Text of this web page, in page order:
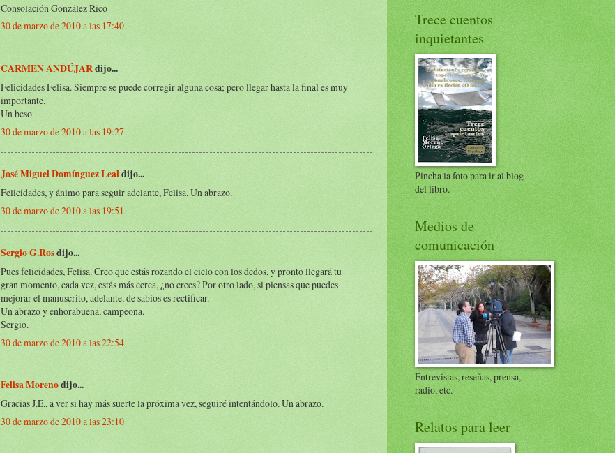
Consolación González Rico
30 de marzo de 2010 a las 17:40
CARMEN ANDÚJARdijo...
Felicidades Felisa. Siempre se puede corregir alguna cosa; pero llegar hasta la final es muy
importante.
Un beso
30 de marzo de 2010 a las 19:27
José Miguel Domínguez Lealdijo...
Felicidades, y ánimo para seguir adelante, Felisa. Un abrazo.
30 de marzo de 2010 a las 19:51
Sergio G.Rosdijo...
Pues felicidades, Felisa. Creo que estás rozando el cielo con los dedos, y pronto llegará tu
gran momento, cada vez, estás más cerca, ¿no crees? Por otro lado, si piensas que puedes
mejorar el manuscrito, adelante, de sabios es rectificar.
Un abrazo y enhorabuena, campeona.
Sergio.
30 de marzo de 2010 a las 22:54
Felisa Morenodijo...
Gracias J.E., a ver si hay más suerte la próxima vez, seguiré intentándolo. Un abrazo.
30 de marzo de 2010 a las 23:10
Trece cuentos
inquietantes
Pincha la foto para ir al blog
del libro.
Medios de
comunicación
Entrevistas, reseñas, prensa,
radio, etc.
Relatos para leer